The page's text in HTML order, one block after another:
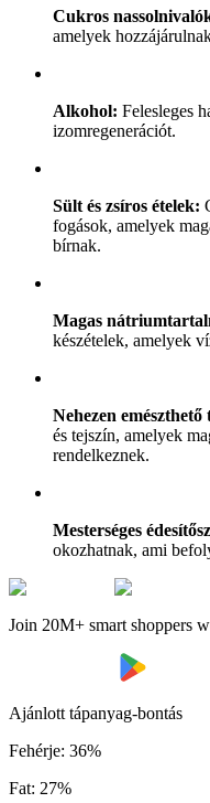
Cukros
amelyek
Alkohol: Felesleges
izomregenerációt.
Sült és zsíros ételek:
fogások, amelyek
bírnak.
Magas
készételek, amelyek
Nehezen
és tejszín, amelyek
rendelkeznek.
Mesterséges
okozhatnak, ami
Join 20M+ smart shoppers
Ajánlott tápanyag-bontás
Fehérje: 36%
Fat: 27%